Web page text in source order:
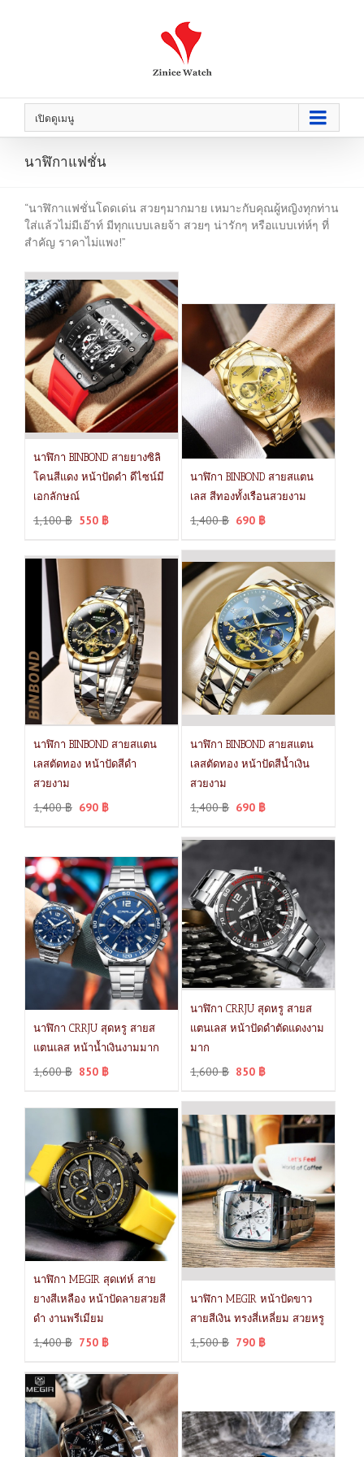
เปิดดูเมนู
นาฬิกาแฟชั่น
“นาฬิกาแฟชั่นโดดเด่น สวยๆมากมาย เหมาะกับคุณผู้หญิงทุกท่าน
ใส่แล้วไม่มีเอ๊าท์ มีทุกแบบเลยจ้า สวยๆ น่ารักๆ หรือแบบเท่ห์ๆ ที่
สำคัญ ราคาไม่แพง!”
นาฬิกา BINBOND สายยางซิลิ
โคนสีแดง หน้าปัดดำ ดีไซน์มี
เอกลักษณ์
1,100฿ 550 ฿
นาฬิกา BINBOND สายสแตน
เลส สีทองทั้งเรือนสวยงาม
1,400฿ 690 ฿
นาฬิกา BINBOND สายสแตน
เลสตัดทอง หน้าปัดสีดำ
สวยงาม
1,400฿ 690 ฿
นาฬิกา BINBOND สายสแตน
เลสตัดทอง หน้าปัดสีน้ำเงิน
สวยงาม
1,400฿ 690 ฿
นาฬิกา CRRJU สุดหรู สายส
แตนเลส หน้าน้ำเงินงามมาก
1,600฿ 850 ฿
นาฬิกา CRRJU สุดหรู สายส
แตนเลส หน้าปัดดำตัดแดงงาม
มาก
1,600฿ 850 ฿
นาฬิกา MEGIR สุดเท่ห์ สาย
ยางสีเหลือง หน้าปัดลายสวยสี
ดำ งานพรีเมียม
1,400฿ 750 ฿
นาฬิกา MEGIR หน้าปัดขาว
สายสีเงิน ทรงสี่เหลี่ยม สวยหรู
1,500฿ 790 ฿